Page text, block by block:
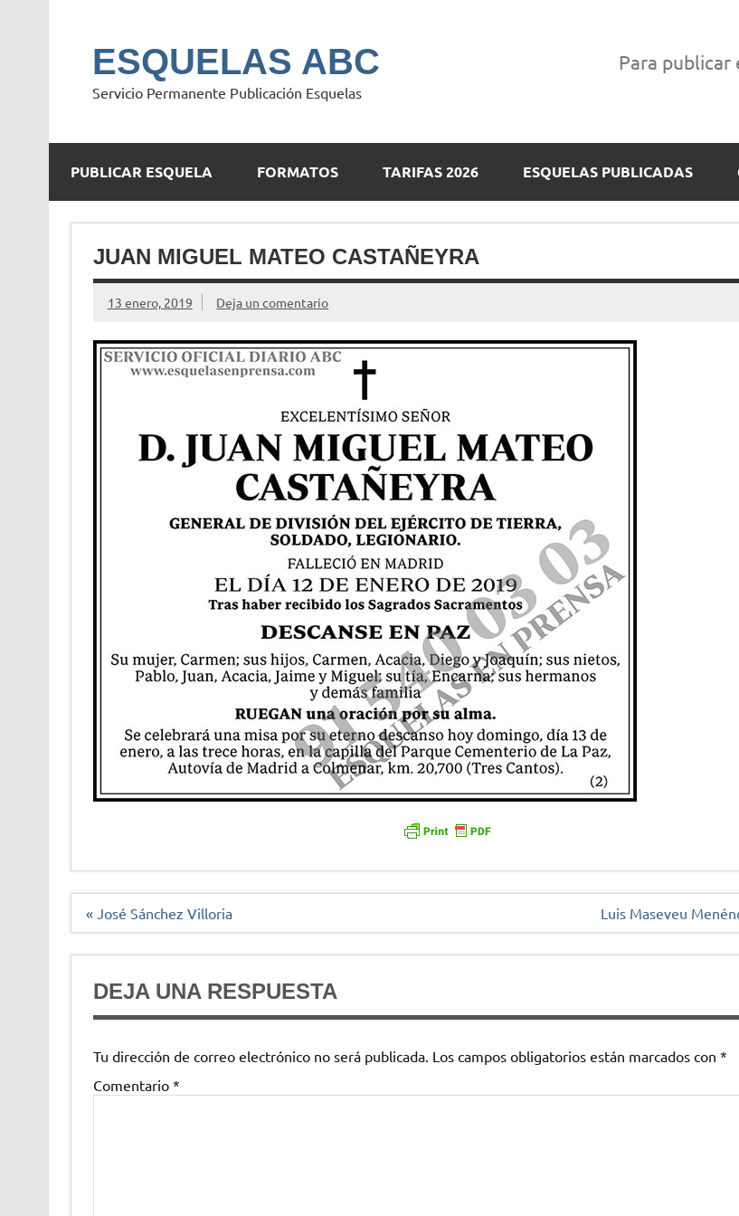
ESQUELAS ABC
Servicio Permanente Publicación Esquelas
Para publicar
PUBLICAR ESQUELA FORMATOS TARIFAS 2026 ESQUELAS PUBLICADAS
JUAN MIGUEL MATEO CASTAÑEYRA
13 enero, 2019 Deja un comentario
Navegación
« José Sánchez Villoria Luis Maseveu
DEJA UNA RESPUESTA
Tu dirección de correo electrónico no será publicada. Los campos obligatorios están marcados con *
Comentario *